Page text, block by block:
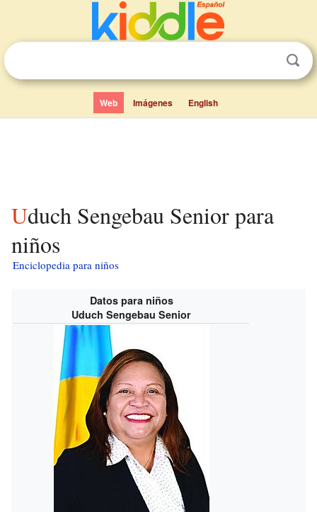
Web Imágenes English
Uduch Sengebau Senior para
niños
Enciclopedia para niños
Datos para niños
Uduch Sengebau Senior